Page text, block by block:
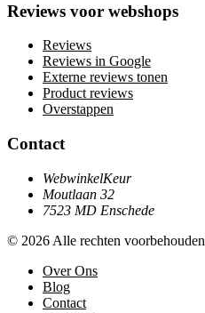
Reviews voor webshops
Reviews
Reviews in Google
Externe reviews tonen
Product reviews
Overstappen
Contact
WebwinkelKeur
Moutlaan 32
7523 MD Enschede
© 2026 Alle rechten voorbehouden
Over Ons
Blog
Contact